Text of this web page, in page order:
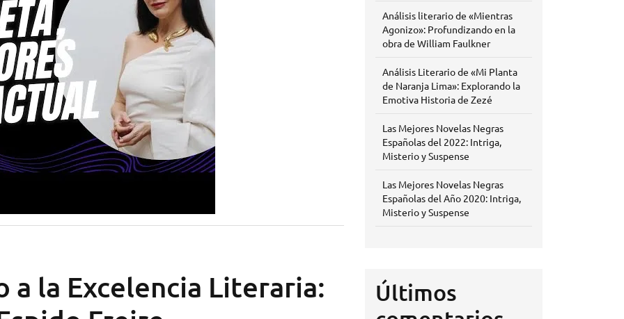
a la Excelencia Literaria:
Análisis literario de «Mientras
Agonizo»: Profundizando en la
obra de William Faulkner
Análisis Literario de «Mi Planta
de Naranja Lima»: Explorando la
Emotiva Historia de Zezé
Las Mejores Novelas Negras
Españolas del 2022: Intriga,
Misterio y Suspense
Las Mejores Novelas Negras
Españolas del Año 2020: Intriga,
Misterio y Suspense
Últimos